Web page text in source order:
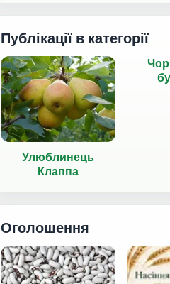
Публікації в категорії
Улюблинець
Клаппа
Оголошення